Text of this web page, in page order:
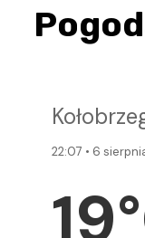
22:07 • 6